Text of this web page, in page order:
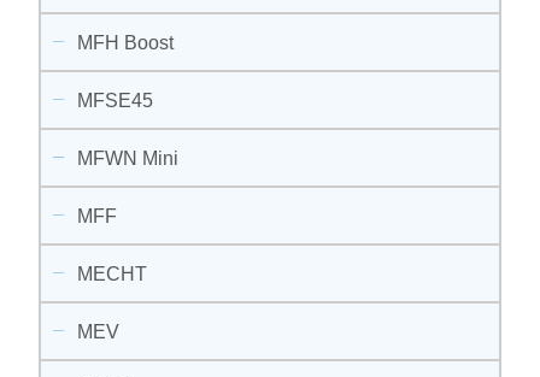
MFH Boost
MFSE45
MFWN Mini
MFF
MECHT
MEV